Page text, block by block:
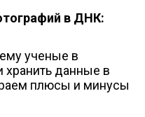
в ДНК:
ученые в
хранить данные в
плюсы и минусы